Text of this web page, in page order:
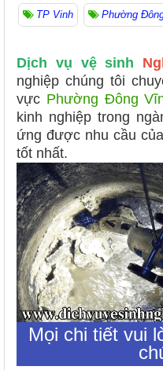
TP Vinh Phường
Dịch vụ vệ sinh
nghiệp chúng tôi
vực Phường Đông
kinh nghiệp trong
ứng được nhu cầu
tốt nhất.
Mọi chi tiết vui